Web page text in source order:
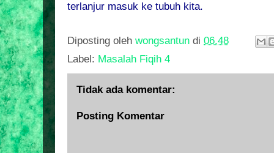
terlanjur masuk ke tubuh kita.
Diposting oleh wongsantun di 06.48
Label: Masalah Fiqih 4
Tidak ada komentar:
Posting Komentar